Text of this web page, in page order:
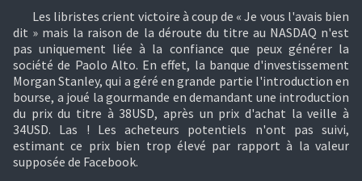
Les libristes crient victoire à coup de « Je vous l'avais bien
dit » mais la raison de la déroute du titre au NASDAQ n'est
pas uniquement liée à la confiance que peux générer la
société de Paolo Alto. En effet, la banque d'investissement
Morgan Stanley, qui a géré en grande partie l'introduction en
bourse, a joué la gourmande en demandant une introduction
du prix du titre à 38USD, après un prix d'achat la veille à
34USD. Las ! Les acheteurs potentiels n'ont pas suivi,
estimant ce prix bien trop élevé par rapport à la valeur
supposée de Facebook.